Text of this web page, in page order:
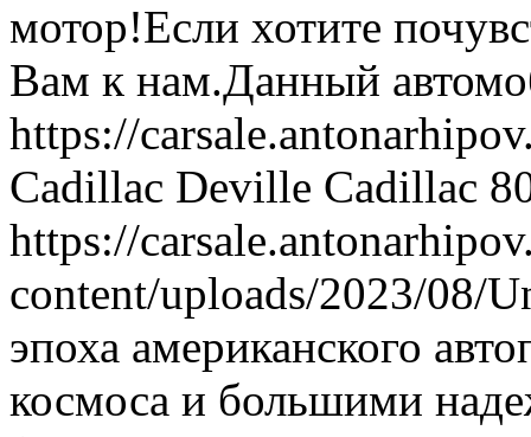
мотор!Если хотите
Вам к нам.Данный
https://
Cadillac Deville Cadillac
https://
content/uploads/2023/08/
эпоха американского
космоса и большими